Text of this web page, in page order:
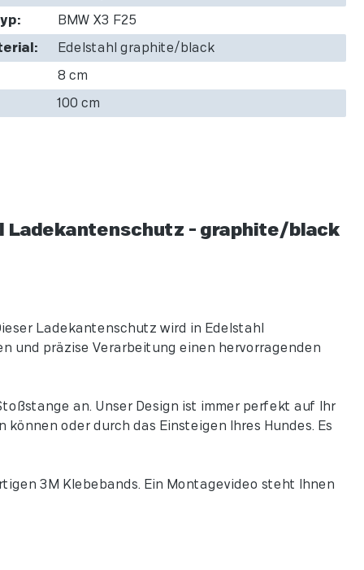
BMW X3 F25
Edelstahl graphite/black
8 cm
100 cm
Ladekantenschutz - graphite/black
Ladekantenschutz wird in Edelstahl
und präzise Verarbeitung einen hervorragenden
an. Unser Design ist immer perfekt auf Ihr
oder durch das Einsteigen Ihres Hundes. Es
3M Klebebands. Ein Montagevideo steht Ihnen